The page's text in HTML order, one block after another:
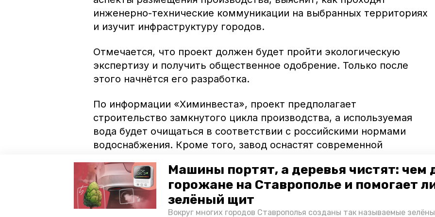
Машины портят, а деревья чистят: чем
горожане на Ставрополье и помогает
зелёный щит
Вокруг многих городов Ставрополья созданы так называемые
инженерно-технические коммуникации на выбранных территориях
и изучит инфраструктуру городов.
Отмечается, что проект должен будет пройти экологическую
экспертизу и получить общественное одобрение. Только после
этого начнётся его разработка.
По информации «Химинвеста», проект предполагает
строительство замкнутого цикла производства, а используемая
вода будет очищаться в соответствии с российскими нормами
водоснабжения. Кроме того, завод оснастят современной
Планируется, что за десять лет работы завода налоговые
отчисления в бюджеты всех уровней составят 8,6 миллиарда
рублей.